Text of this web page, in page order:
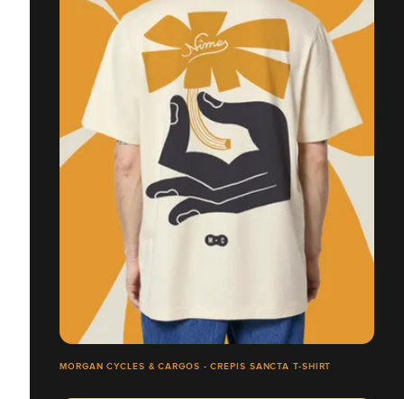
MORGAN CYCLES & CARGOS - CREPIS SANCTA T-SHIRT